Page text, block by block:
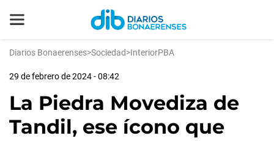
Diarios Bonaerenses>Sociedad>InteriorPBA
29 de febrero de 2024 - 08:42
La Piedra Movediza de
Tandil, ese ícono que